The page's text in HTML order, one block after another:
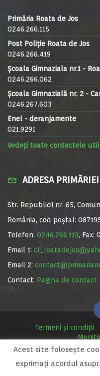
Primăria Roata de Jos
0246.266.115
Post Poliție Roata de Jos
0246.266.419
Școala Gimnaziala nr.1 -
0246.266.062
Școala Gimnazială nr. 2 -
0246.267.603
Enel - deranjamente
021.9291
Vedeți toate contactele
ADRESA
Str. Republicii nr. 65,
România, cod poștal:
Telefon: 0246.266.115, Fax:
Email 1:
Email 2:
Contact: Pagina de contact
Termeni și condiții
© Primăria Roata de Jos,
Acest site foloseşte
exprimaţi acordul